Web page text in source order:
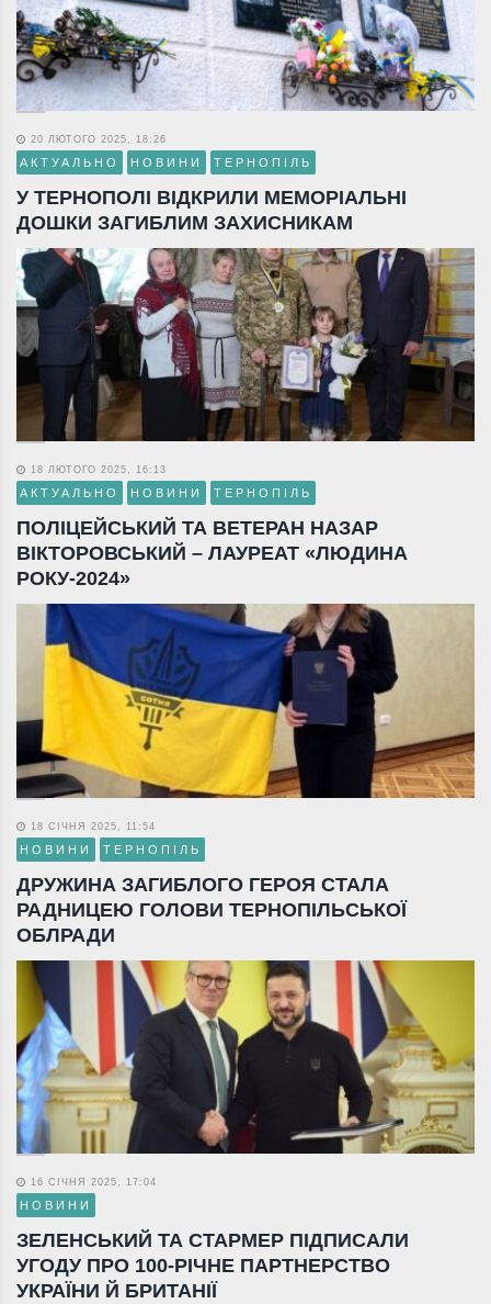
20 ЛЮТОГО 2025, 18:26
АКТУАЛЬНО НОВИНИ ТЕРНОПІЛЬ
У ТЕРНОПОЛІ ВІДКРИЛИ МЕМОРІАЛЬНІ
ДОШКИ ЗАГИБЛИМ ЗАХИСНИКАМ
18 ЛЮТОГО 2025, 16:13
АКТУАЛЬНО НОВИНИ ТЕРНОПІЛЬ
ПОЛІЦЕЙСЬКИЙ ТА ВЕТЕРАН НАЗАР
ВІКТОРОВСЬКИЙ – ЛАУРЕАТ «ЛЮДИНА
РОКУ-2024»
18 СІЧНЯ 2025, 11:54
НОВИНИ ТЕРНОПІЛЬ
ДРУЖИНА ЗАГИБЛОГО ГЕРОЯ СТАЛА
РАДНИЦЕЮ ГОЛОВИ ТЕРНОПІЛЬСЬКОЇ
ОБЛРАДИ
16 СІЧНЯ 2025, 17:04
НОВИНИ
ЗЕЛЕНСЬКИЙ ТА СТАРМЕР ПІДПИСАЛИ
УГОДУ ПРО 100-РІЧНЕ ПАРТНЕРСТВО
УКРАЇНИ Й БРИТАНІЇ